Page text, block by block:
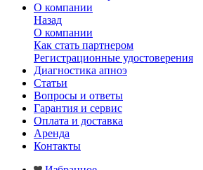
О компании
Назад
О компании
Как стать партнером
Регистрационные удостоверения
Диагностика апноэ
Статьи
Вопросы и ответы
Гарантия и сервис
Оплата и доставка
Аренда
Контакты